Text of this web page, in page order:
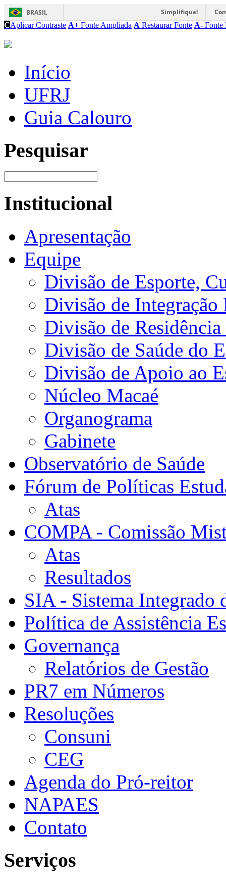
BRASIL Simplifique!
CAplicar Contraste A+ Fonte Ampliada A Restaurar Fonte A- Fonte
Início
UFRJ
Guia Calouro
Pesquisar
Institucional
Apresentação
Equipe
Divisão de Esporte,
Divisão de Integração
Divisão de
Divisão de Saúde do
Divisão de Apoio ao
Núcleo Macaé
Organograma
Gabinete
Observatório de Saúde
Fórum de Políticas
Atas
COMPA - Comissão
Atas
Resultados
SIA - Sistema Integrado
Política de Assistência
Governança
Relatórios de Gestão
PR7 em Números
Resoluções
Consuni
CEG
Agenda do Pró-reitor
NAPAES
Contato
Serviços